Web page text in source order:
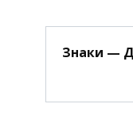
Знаки —